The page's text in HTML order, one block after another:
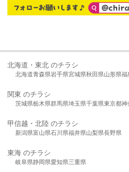
北海道・東北 のチラシ
北海道青森県岩手県宮城県秋田県山形県福
関東 のチラシ
茨城県栃木県群馬県埼玉県千葉県東京都神
甲信越・北陸 のチラシ
新潟県富山県石川県福井県山梨県長野県
東海 のチラシ
岐阜県静岡県愛知県三重県